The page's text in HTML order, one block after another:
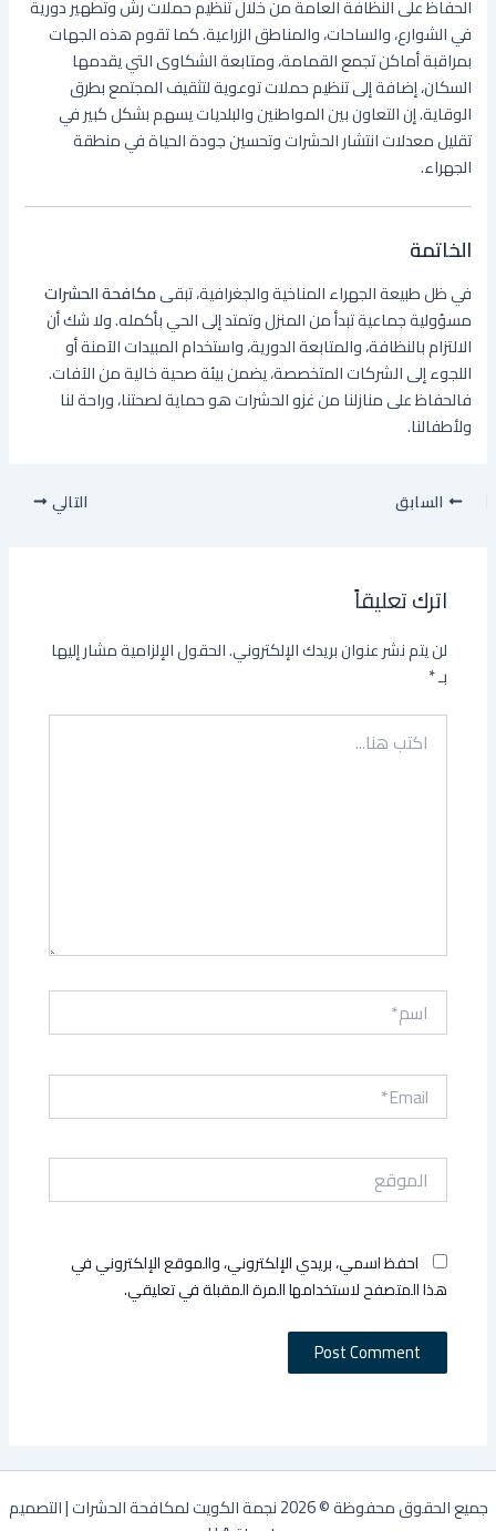
الحفاظ على النظافة العامة من خلال تنظيم حملات رش وتطهير دورية
في الشوارع، والساحات، والمناطق الزراعية. كما تقوم هذه الجهات
بمراقبة أماكن تجمع القمامة، ومتابعة الشكاوى التي يقدمها
السكان، إضافة إلى تنظيم حملات توعوية لتثقيف المجتمع بطرق
الوقاية. إن التعاون بين المواطنين والبلديات يسهم بشكل كبير في
تقليل معدلات انتشار الحشرات وتحسين جودة الحياة في منطقة
الجهراء.
الخاتمة
في ظل طبيعة الجهراء المناخية والجغرافية، تبقىمكافحة الحشرات
مسؤولية جماعية تبدأ من المنزل وتمتد إلى الحي بأكمله. ولا شك أن
الالتزام بالنظافة، والمتابعة الدورية، واستخدام المبيدات الآمنة أو
اللجوء إلى الشركات المتخصصة، يضمن بيئة صحية خالية من الآفات.
فالحفاظ على منازلنا من غزو الحشرات هو حماية لصحتنا، وراحة لنا
ولأطفالنا.
السابق التالي
اترك تعليقاً
لن يتم نشر عنوان بريدك الإلكتروني.الحقول الإلزامية مشار إليها
بـ*
اكتب
هنا...
اسم*
Email*
الموقع
احفظ اسمي، بريدي الإلكتروني، والموقع الإلكتروني في
هذا المتصفح لاستخدامها المرة المقبلة في تعليقي.
جميع الحقوق محفوظة © 2026 نجمة الكويت لمكافحة الحشرات | التصميم